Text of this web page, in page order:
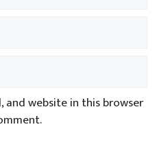
and website in this browser